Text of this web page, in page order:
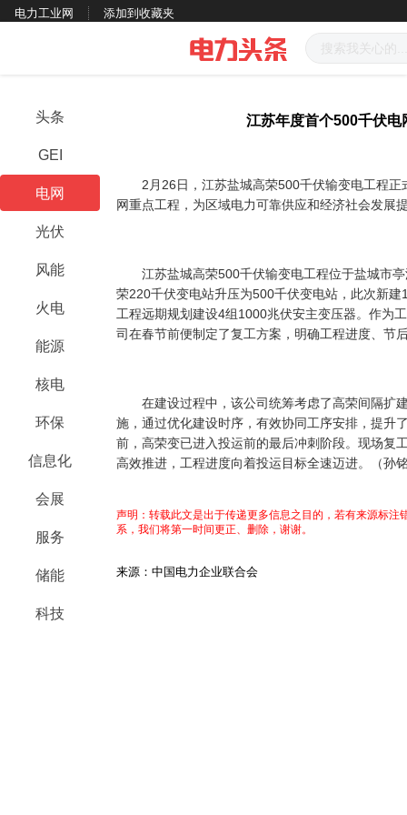
电力工业网 添加到收藏夹
头条
GEI
电网
光伏
风能
火电
能源
核电
环保
信息化
会展
服务
储能
科技
江苏年度首个500千伏电
2月26日，江苏盐城高荣500千伏输变电工程正
网重点工程，为区域电力可靠供应和经济社会发展
江苏盐城高荣500千伏输变电工程位于盐城市亭
荣220千伏变电站升压为500千伏变电站，此次新
工程远期规划建设4组1000兆伏安主变压器。作为
司在春节前便制定了复工方案，明确工程进度、节
在建设过程中，该公司统筹考虑了高荣间隔扩
施，通过优化建设时序，有效协同工序安排，提升
前，高荣变已进入投运前的最后冲刺阶段。现场复
高效推进，工程进度向着投运目标全速迈进。（孙
声明：转载此文是出于传递更多信息之目的，若有来源标
系，我们将第一时间更正、删除，谢谢。
来源：中国电力企业联合会